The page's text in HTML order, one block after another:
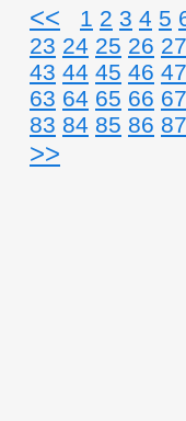
<< 1 2 3 4 5
23 24 25 26 27
43 44 45 46 47
63 64 65 66 67
83 84 85 86 87
>>